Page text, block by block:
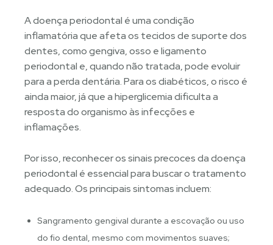
A doença periodontal é uma condição
inflamatória que afeta os tecidos de suporte dos
dentes, como gengiva, osso e ligamento
periodontal e, quando não tratada, pode evoluir
para a perda dentária. Para os diabéticos, o risco é
ainda maior, já que a hiperglicemia dificulta a
resposta do organismo às infecções e
inflamações.
Por isso, reconhecer os sinais precoces da doença
periodontal é essencial para buscar o tratamento
adequado. Os principais sintomas incluem:
Sangramento gengival durante a escovação ou uso
do fio dental, mesmo com movimentos suaves;